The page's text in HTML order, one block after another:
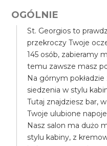
OGÓLNIE
St. Georgios to
przekroczy Twoje
145 osób, zabieramy
temu zawsze masz
Na górnym
siedzenia w stylu
Tutaj znajdziesz bar,
Twoje ulubione
Nasz salon ma dużo
stylu kabiny, z